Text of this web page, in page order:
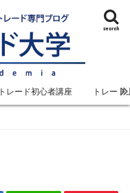
search
トレード初心者講座 トレード